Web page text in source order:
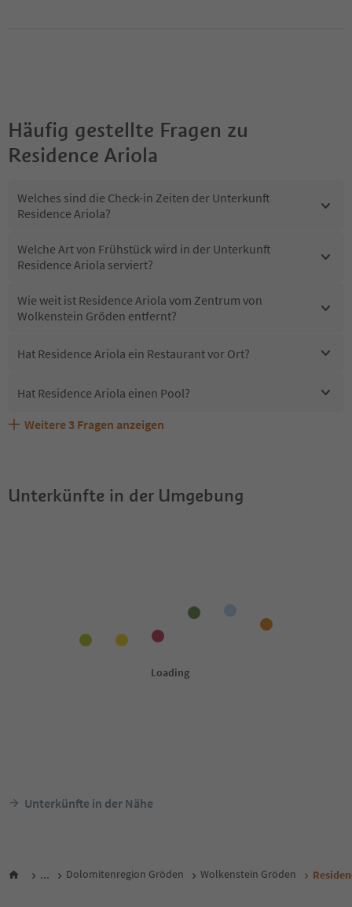
Häufig gestellte Fragen zu
Residence Ariola
Welches sind die Check-in Zeiten der Unterkunft
Residence Ariola?
Welche Art von Frühstück wird in der Unterkunft
Residence Ariola serviert?
Wie weit ist Residence Ariola vom Zentrum von
Wolkenstein Gröden entfernt?
Hat Residence Ariola ein Restaurant vor Ort?
Hat Residence Ariola einen Pool?
Sind Haustiere in der Unterkunft Residence Ariola
Welche Services bietet Residence Ariola?
Erhalten die Gäste von Residence Ariola einen Südtirol
Weitere 3 Fragen anzeigen
Unterkünfte in der Umgebung
Unterkünfte in der Nähe
... Dolomitenregion Gröden Wolkenstein Gröden